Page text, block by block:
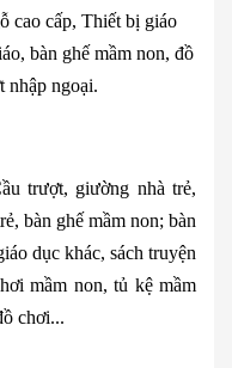
cao cấp, Thiết bị giáo
bàn ghế mầm non, đồ
nhập ngoại.
trượt, giường nhà trẻ,
bàn ghế mầm non; bàn
dục khác, sách truyện
mầm non, tủ kệ mầm
chơi...